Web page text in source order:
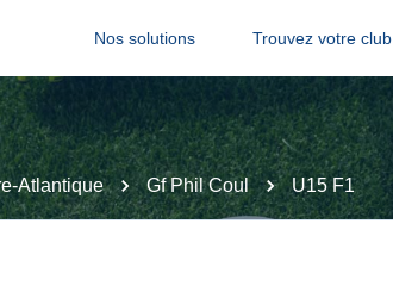
Nos solutions Trouvez votre club
Atlantique Gf Phil Coul U15 F1